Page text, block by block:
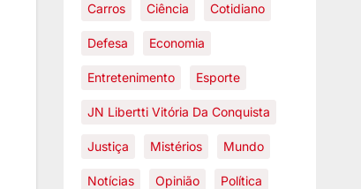
Carros Ciência Cotidiano
Defesa Economia
Entretenimento Esporte
JN Libertti Vitória Da Conquista
Justiça Mistérios Mundo
Notícias Opinião Política